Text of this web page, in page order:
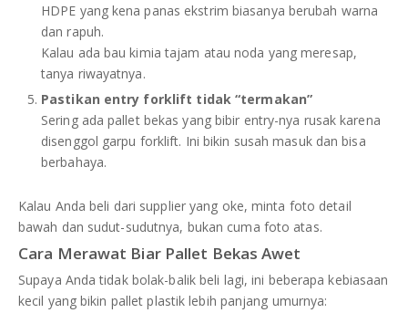
HDPE yang kena panas ekstrim biasanya berubah warna
dan rapuh.
Kalau ada bau kimia tajam atau noda yang meresap,
tanya riwayatnya.
Pastikan entry forklift tidak “termakan”
Sering ada pallet bekas yang bibir entry-nya rusak karena
disenggol garpu forklift. Ini bikin susah masuk dan bisa
berbahaya.
Kalau Anda beli dari supplier yang oke, minta foto detail
bawah dan sudut-sudutnya, bukan cuma foto atas.
Cara Merawat Biar Pallet Bekas Awet
Supaya Anda tidak bolak-balik beli lagi, ini beberapa kebiasaan
kecil yang bikin pallet plastik lebih panjang umurnya: